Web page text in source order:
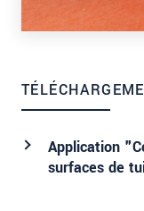
Application
surfaces de